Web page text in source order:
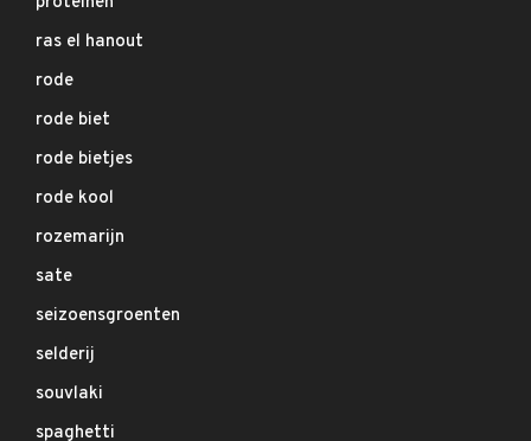
ras el hanout
rode
rode biet
rode bietjes
rode kool
rozemarijn
sate
seizoensgroenten
selderij
souvlaki
spaghetti